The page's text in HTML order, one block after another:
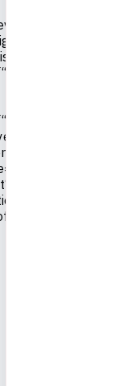
v
ig
is
“
“
e
r=
=
t“
io
f